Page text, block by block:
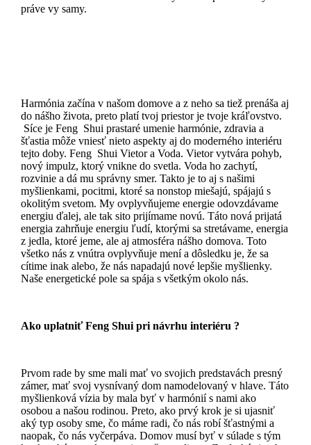
práve vy samy.
Harmónia začína v našom domove a z neho sa tiež prenáša aj
do nášho života, preto platí tvoj priestor je tvoje kráľovstvo.
Síce je Feng Shui prastaré umenie harmónie, zdravia a
šťastia môže vniesť nieto aspekty aj do moderného interiéru
tejto doby. Feng Shui Vietor a Voda. Vietor vytvára pohyb,
nový impulz, ktorý vnikne do svetla. Voda ho zachytí,
rozvinie a dá mu správny smer. Takto je to aj s našimi
myšlienkami, pocitmi, ktoré sa nonstop miešajú, spájajú s
okolitým svetom. My ovplyvňujeme energie odovzdávame
energiu ďalej, ale tak sito prijímame novú. Táto nová prijatá
energia zahrňuje energiu ľudí, ktorými sa stretávame, energia
z jedla, ktoré jeme, ale aj atmosféra nášho domova. Toto
všetko nás z vnútra ovplyvňuje mení a dôsledku je, že sa
cítime inak alebo, že nás napadajú nové lepšie myšlienky.
Naše energetické pole sa spája s všetkým okolo nás.
Ako uplatniť Feng Shui pri návrhu interiéru ?
Prvom rade by sme mali mať vo svojich predstavách presný
zámer, mať svoj vysnívaný dom namodelovaný v hlave. Táto
myšlienková vízia by mala byť v harmónií s nami ako
osobou a našou rodinou. Preto, ako prvý krok je si ujasniť
aký typ osoby sme, čo máme radi, čo nás robí šťastnými a
naopak, čo nás vyčerpáva. Domov musí byť v súlade s tým